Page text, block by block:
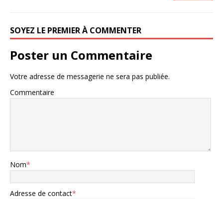
SOYEZ LE PREMIER À COMMENTER
Poster un Commentaire
Votre adresse de messagerie ne sera pas publiée.
Commentaire
Nom*
Adresse de contact*